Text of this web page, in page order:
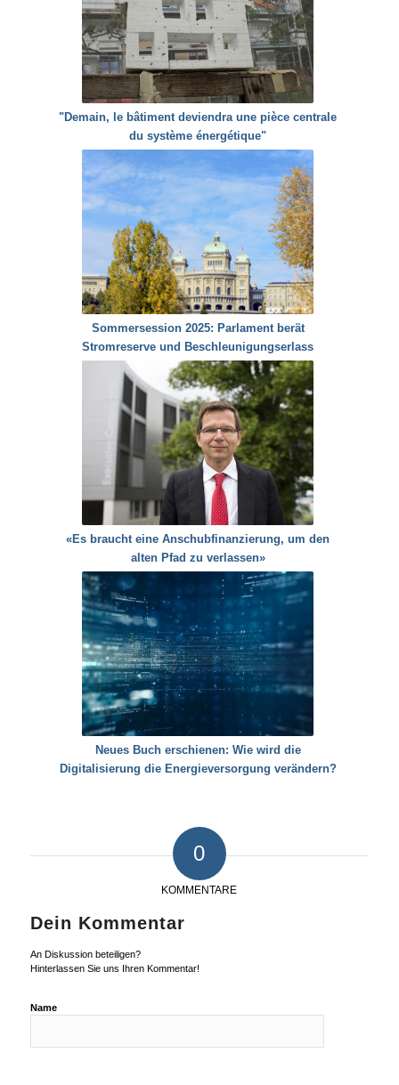
"Demain, le bâtiment deviendra une pièce centrale
du système énergétique"
Sommersession 2025: Parlament berät
Stromreserve und Beschleunigungserlass
«Es braucht eine Anschubfinanzierung, um den
alten Pfad zu verlassen»
Neues Buch erschienen: Wie wird die
Digitalisierung die Energieversorgung verändern?
0
KOMMENTARE
Dein Kommentar
An Diskussion beteiligen?
Hinterlassen Sie uns Ihren Kommentar!
Name